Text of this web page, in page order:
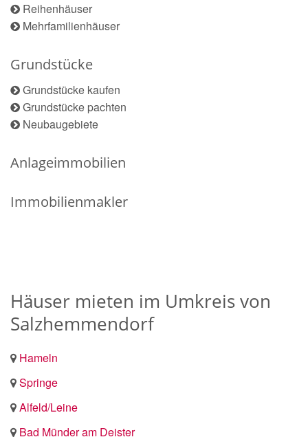
Reihenhäuser
Mehrfamilienhäuser
Grundstücke
Grundstücke kaufen
Grundstücke pachten
Neubaugebiete
Anlageimmobilien
Immobilienmakler
Häuser mieten im Umkreis von
Salzhemmendorf
Hameln
Springe
Alfeld/Leine
Bad Münder am Deister